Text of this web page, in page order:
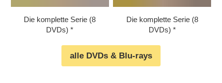
Die komplette Serie (8
DVDs)
Die komplette Serie (8
DVDs)
alle DVDs & Blu-rays